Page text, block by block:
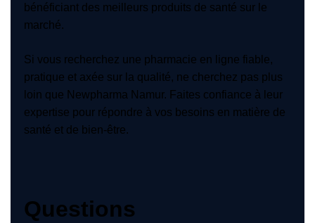
bénéficiant des meilleurs produits de santé sur le
marché.
Si vous recherchez une pharmacie en ligne fiable,
pratique et axée sur la qualité, ne cherchez pas plus
loin que Newpharma Namur. Faites confiance à leur
expertise pour répondre à vos besoins en matière de
santé et de bien-être.
Questions